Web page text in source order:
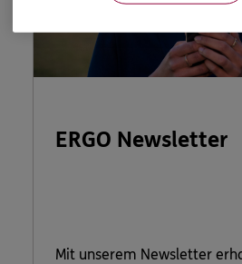
ERGO Newsletter
Mit unserem Newsletter